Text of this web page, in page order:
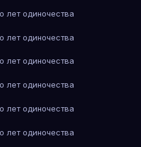
лет одиночества
лет одиночества
лет одиночества
лет одиночества
лет одиночества
лет одиночества